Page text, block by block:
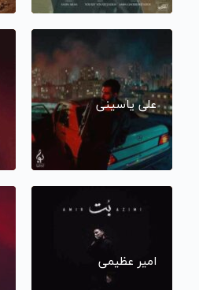
علی یاسینی
امیر عظیمی